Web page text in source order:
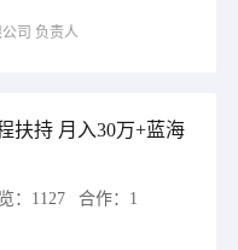
司 负责人
扶持 月入30万+蓝海
： 1127 合作： 1